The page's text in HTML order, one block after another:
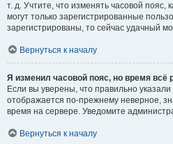
т. д. Учтите, что изменять часовой пояс,
могут только зарегистрированные
зарегистрированы, то сейчас удачный
Вернуться к началу
Я изменил часовой пояс, но время всё
Если вы уверены, что правильно
отображается по-прежнему неверное,
время на сервере. Уведомите
Вернуться к началу